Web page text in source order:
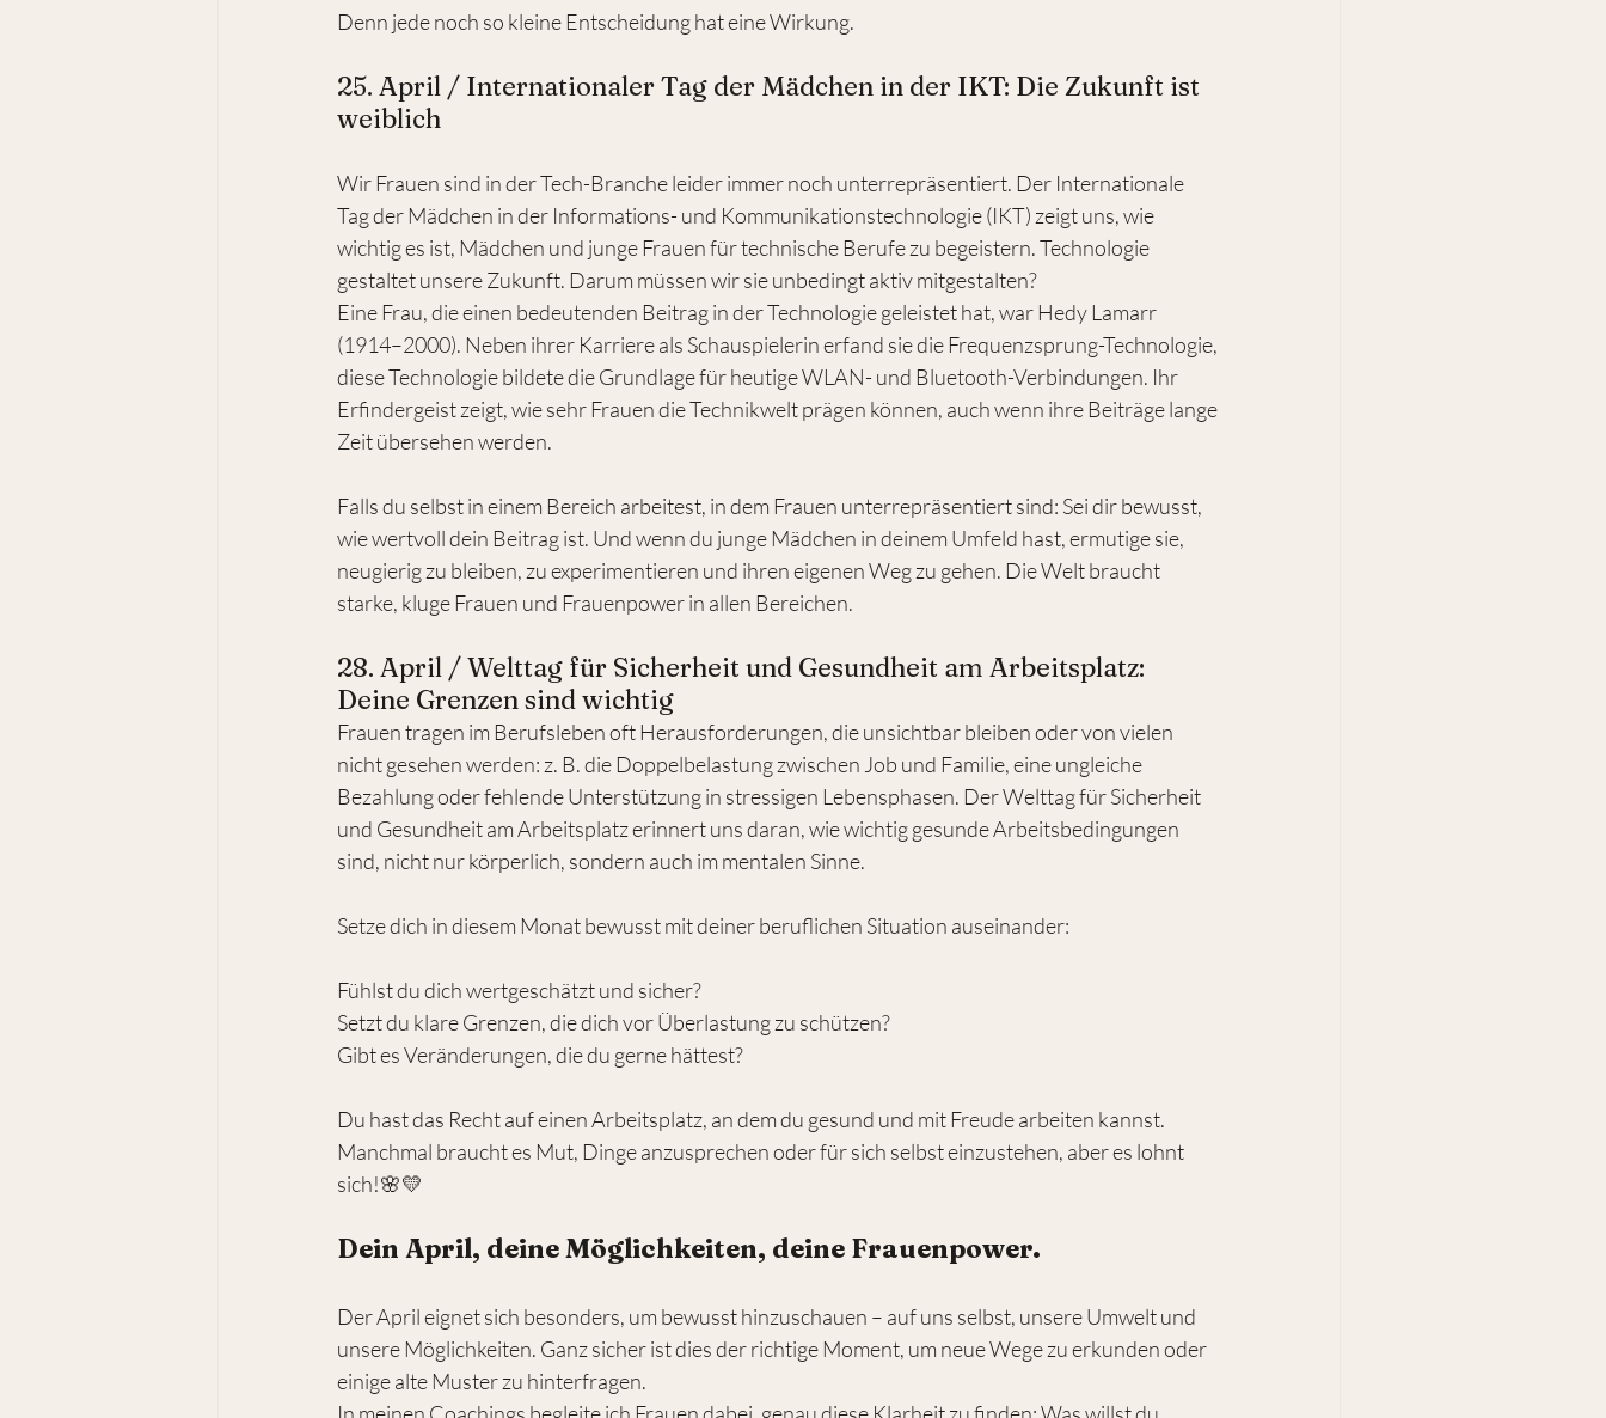
Denn jede noch so kleine Entscheidung hat eine Wirkung.
25. April / Internationaler Tag der Mädchen in der IKT: Die Zukunft ist
weiblich
Wir Frauen sind in der Tech-Branche leider immer noch unterrepräsentiert. Der Internationale
Tag der Mädchen in der Informations- und Kommunikationstechnologie (IKT) zeigt uns, wie
wichtig es ist, Mädchen und junge Frauen für technische Berufe zu begeistern. Technologie
gestaltet unsere Zukunft. Darum müssen wir sie unbedingt aktiv mitgestalten?
Eine Frau, die einen bedeutenden Beitrag in der Technologie geleistet hat, war Hedy Lamarr
(1914–2000). Neben ihrer Karriere als Schauspielerin erfand sie die Frequenzsprung-Technologie,
diese Technologie bildete die Grundlage für heutige WLAN- und Bluetooth-Verbindungen. Ihr
Erfindergeist zeigt, wie sehr Frauen die Technikwelt prägen können, auch wenn ihre Beiträge lange
Zeit übersehen werden.
Falls du selbst in einem Bereich arbeitest, in dem Frauen unterrepräsentiert sind: Sei dir bewusst,
wie wertvoll dein Beitrag ist. Und wenn du junge Mädchen in deinem Umfeld hast, ermutige sie,
neugierig zu bleiben, zu experimentieren und ihren eigenen Weg zu gehen. Die Welt braucht
starke, kluge Frauen und Frauenpower in allen Bereichen.
28. April / Welttag für Sicherheit und Gesundheit am Arbeitsplatz:
Deine Grenzen sind wichtig
Frauen tragen im Berufsleben oft Herausforderungen, die unsichtbar bleiben oder von vielen
nicht gesehen werden: z. B. die Doppelbelastung zwischen Job und Familie, eine ungleiche
Bezahlung oder fehlende Unterstützung in stressigen Lebensphasen. Der Welttag für Sicherheit
und Gesundheit am Arbeitsplatz erinnert uns daran, wie wichtig gesunde Arbeitsbedingungen
sind, nicht nur körperlich, sondern auch im mentalen Sinne.
Setze dich in diesem Monat bewusst mit deiner beruflichen Situation auseinander:
Fühlst du dich wertgeschätzt und sicher?
Setzt du klare Grenzen, die dich vor Überlastung zu schützen?
Gibt es Veränderungen, die du gerne hättest?
Du hast das Recht auf einen Arbeitsplatz, an dem du gesund und mit Freude arbeiten kannst.
Manchmal braucht es Mut, Dinge anzusprechen oder für sich selbst einzustehen, aber es lohnt
sich!🌸💛
Dein April, deine Möglichkeiten, deine Frauenpower.
Der April eignet sich besonders, um bewusst hinzuschauen – auf uns selbst, unsere Umwelt und
unsere Möglichkeiten. Ganz sicher ist dies der richtige Moment, um neue Wege zu erkunden oder
einige alte Muster zu hinterfragen.